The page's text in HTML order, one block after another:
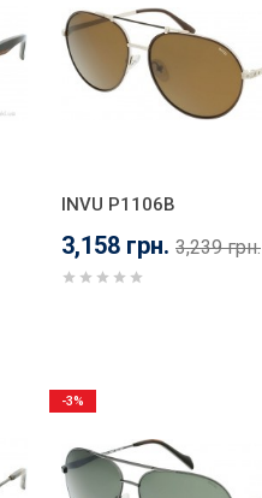
INVU P1106B
3,158 грн. 3,239 грн.
-3%